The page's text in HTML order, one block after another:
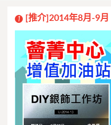
1 [推介]2014年8月-9